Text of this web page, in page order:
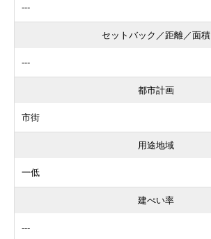
---
セットバック／距離／面積
---
都市計画
市街
用途地域
一低
建ぺい率
---